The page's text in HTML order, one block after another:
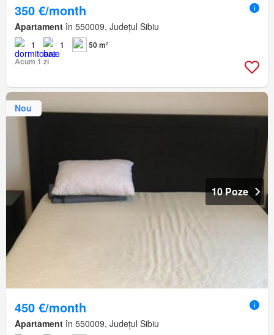
350 €/month
Apartament în 550009, Județul Sibiu
1 1
50 m²
Acum 1 zi
Nou
10 Poze
450 €/month
Apartament în 550009, Județul Sibiu